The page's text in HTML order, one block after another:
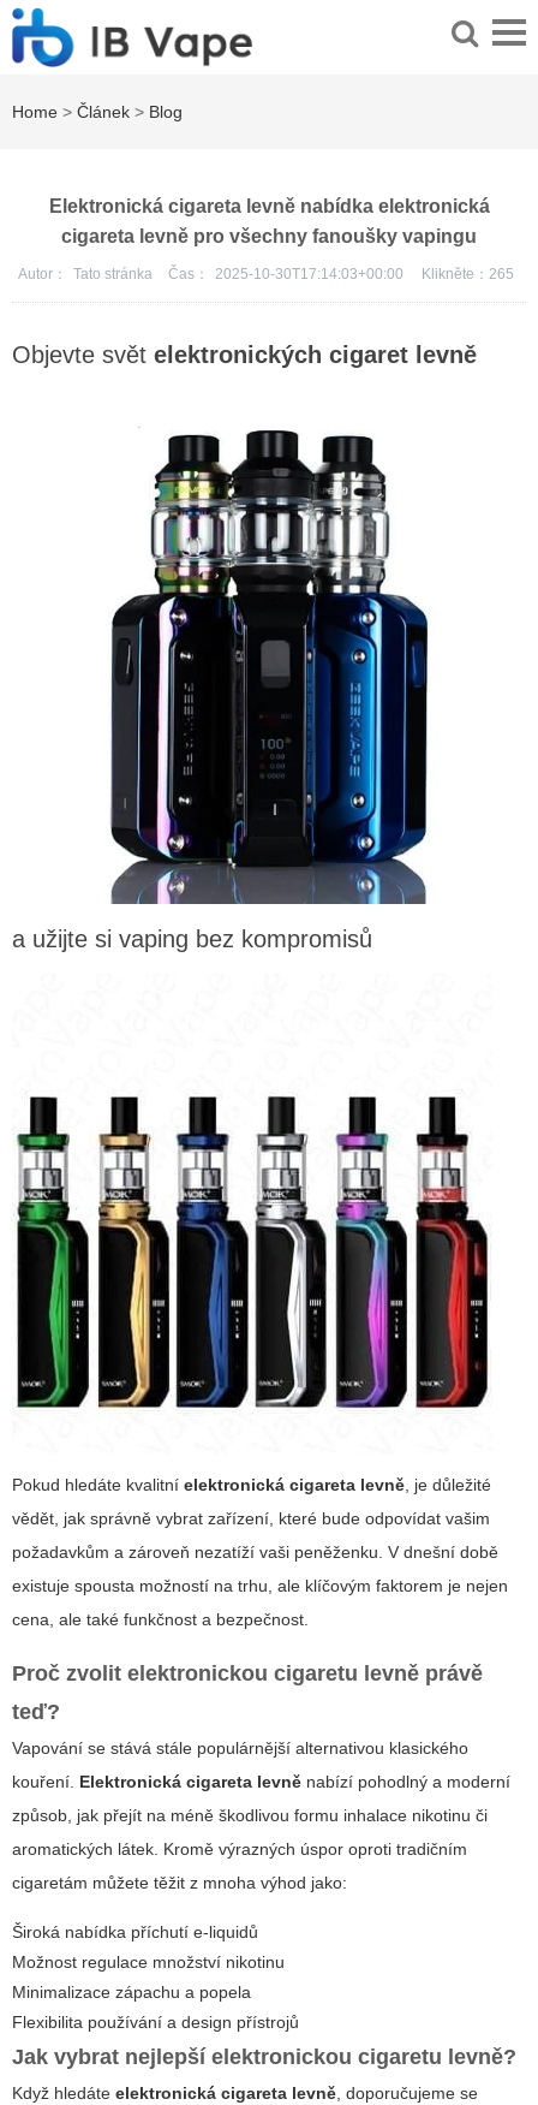
Home > Článek > Blog
Elektronická cigareta levně nabídka elektronická
cigareta levně pro všechny fanoušky vapingu
Autor： Tato stránka Čas： 2025-10-30T17:14:03+00:00 Klikněte： 265
Objevte svět elektronických cigaret levně
a užijte si vaping bez kompromisů
Pokud hledáte kvalitní elektronická cigareta levně, je důležité
vědět, jak správně vybrat zařízení, které bude odpovídat vašim
požadavkům a zároveň nezatíží vaši peněženku. V dnešní době
existuje spousta možností na trhu, ale klíčovým faktorem je nejen
cena, ale také funkčnost a bezpečnost.
Proč zvolit elektronickou cigaretu levně právě
teď?
Vapování se stává stále populárnější alternativou klasického
kouření. Elektronická cigareta levně nabízí pohodlný a moderní
způsob, jak přejít na méně škodlivou formu inhalace nikotinu či
aromatických látek. Kromě výrazných úspor oproti tradičním
cigaretám můžete těžit z mnoha výhod jako:
Široká nabídka příchutí e-liquidů
Možnost regulace množství nikotinu
Minimalizace zápachu a popela
Flexibilita používání a design přístrojů
Jak vybrat nejlepší elektronickou cigaretu levně?
Když hledáte elektronická cigareta levně, doporučujeme se